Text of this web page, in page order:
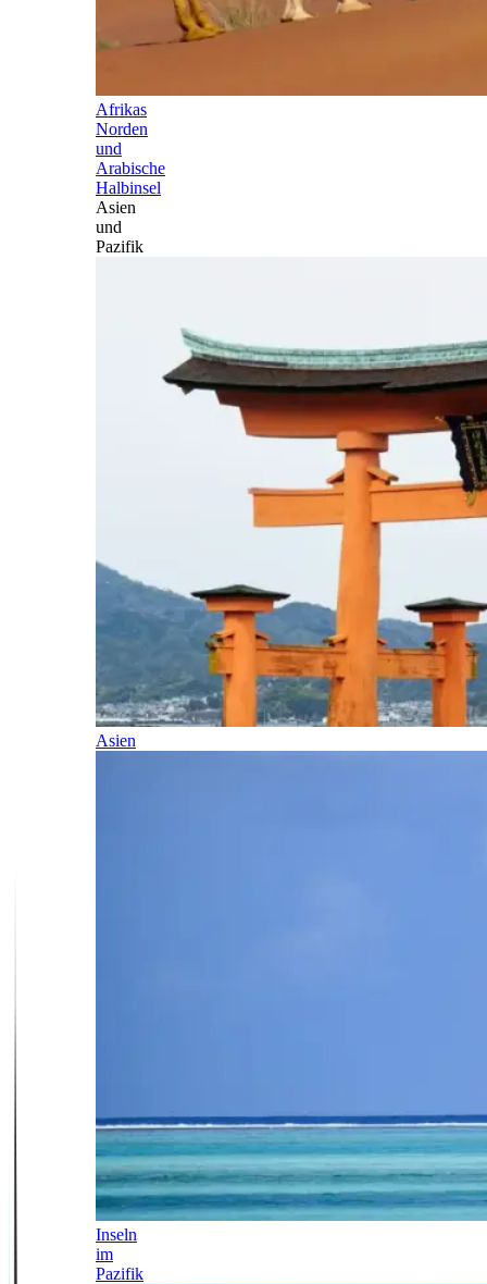
Afrikas
Norden
und
Arabische
Halbinsel
Asien
und
Pazifik
Asien
Inseln
im
Pazifik